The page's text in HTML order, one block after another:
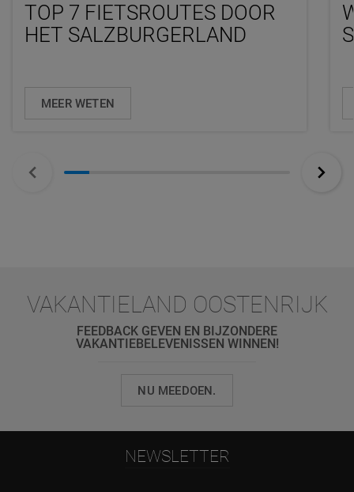
TOP 7 FIETSROUTES DOOR
HET SALZBURGERLAND
MEER WETEN
VAKANTIELAND OOSTENRIJK
FEEDBACK GEVEN EN BIJZONDERE
VAKANTIEBELEVENISSEN WINNEN!
NU MEEDOEN.
NEWSLETTER